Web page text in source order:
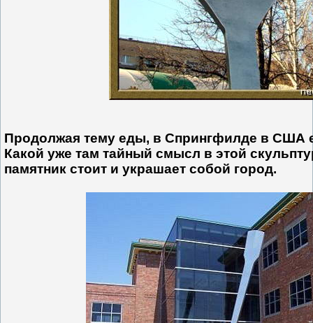
Продолжая тему еды, в Спрингфилде в США
Какой уже там тайный смысл в этой
памятник стоит и украшает собой город.